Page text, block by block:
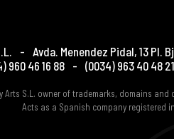
- Avda. Menendez Pidal, 13 Pl. Bj
960 46 16 88 - (0034) 963 40 48 21
Arts S.L. owner of trademarks, domains
Acts as a Spanish company registered